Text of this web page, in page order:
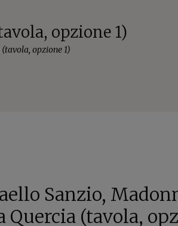
opzione 1)
opzione 1)
Sanzio,
Quercia (tavola,